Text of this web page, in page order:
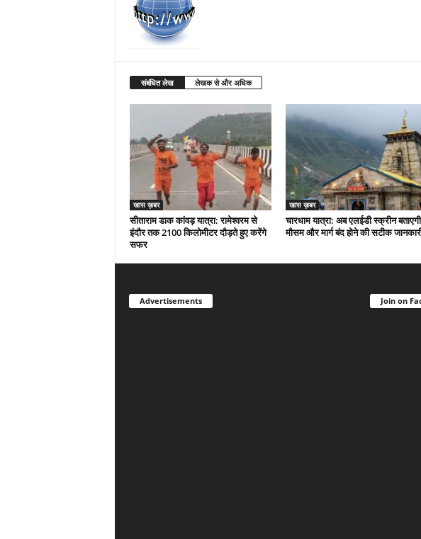
संबंधित लेख लेखक से और अधिक
खास ख़बर
सीताराम डाक कांवड़ यात्रा: रामेश्वरम से
इंदौर तक 2100 किलोमीटर दौड़ते हुए करेंगे
सफर
खास ख़बर
चारधाम यात्रा: अब एलईडी स्क्रीन बताएगी
मौसम और मार्ग बंद होने की सटीक
Advertisements Join on